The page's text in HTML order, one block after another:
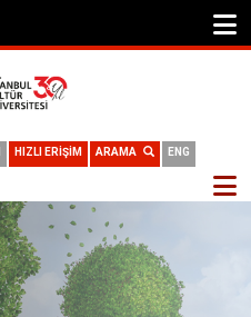
ENG
ARAMA
HIZLI ERİŞİM